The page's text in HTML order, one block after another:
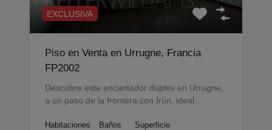
EXCLUSIVA
Piso en Venta en Urrugne, Francia
FP2002
Descubre este encantador dúplex en Urrugne,
a un paso de la frontera con Irún, ideal…
Habitaciones Baños Superficie